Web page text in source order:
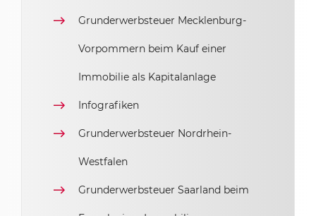
Grunderwerbsteuer Mecklenburg-
Vorpommern beim Kauf einer
Immobilie als Kapitalanlage
Infografiken
Grunderwerbsteuer Nordrhein-
Westfalen
Grunderwerbsteuer Saarland beim